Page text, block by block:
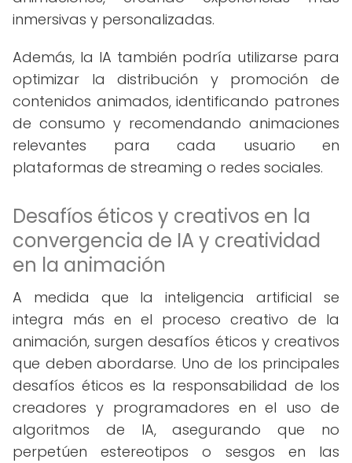
inmersivas y personalizadas.
Además, la IA también podría utilizarse para
optimizar la distribución y promoción de
contenidos animados, identificando patrones
de consumo y recomendando animaciones
relevantes para cada usuario en
plataformas de streaming o redes sociales.
Desafíos éticos y creativos en la
convergencia de IA y creatividad
en la animación
A medida que la inteligencia artificial se
integra más en el proceso creativo de la
animación, surgen desafíos éticos y creativos
que deben abordarse. Uno de los principales
desafíos éticos es la responsabilidad de los
creadores y programadores en el uso de
algoritmos de IA, asegurando que no
perpetúen estereotipos o sesgos en las